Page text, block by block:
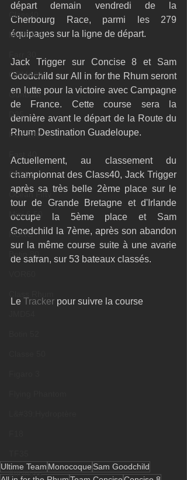
Class40
Mach 6.50
ORMA60
Gunboat
D35
Farr 280
PAC52
Ocean Fifty
Mini 6.50
RORC
Botin 80
Business
départ demain vendredi de la
Cherbourg Race, parmi les 279
équipages sur la ligne de départ.
Jack Trigger sur Concise 8 et Sam
Goodchild sur All in for the Rhum seront
en lutte pour la victoire avec Campagne
de France. Cette course sera la
dernière avant le départ de la Route du
Rhum Destination Guadeloupe.
Actuellement, au classement du
championnat des Class40, Jack Trigger
après sa très belle 2ème place sur le
tour de Grande Bretagne et d'Irlande
occupe la 5ème place et Sam
Goodchild la 7ème, après son abandon
sur la même course suite à une avarie
de safran, sur 53 bateaux classés.
Le Tracker pour suivre la course
Ultime Team Monocoque Sam Goodchild